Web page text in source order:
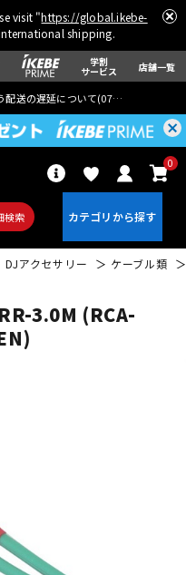
visit "https://global.ikebe-
shipping.
学割
サービス 店舗一覧
配送の遅延について(07月29日
検索
0
電子ピアノ
DJアクセサリー ケーブル類
3.0M (RCA-